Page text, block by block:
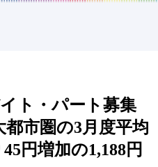
集時平均時給調査 三大都市圏の3月度
ト・パート募集
都市圏の3月度平均
円増加の1,188円